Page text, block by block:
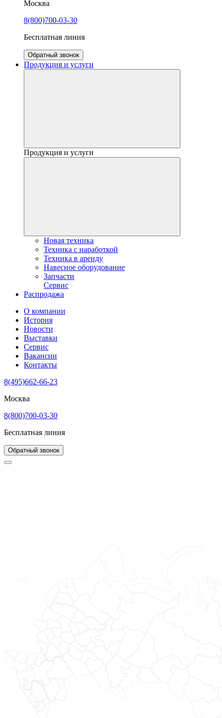
Москва
8(800)700-03-30
Бесплатная линия
Обратный звонок
Продукция и услуги
Продукция и услуги
Новая техника
Техника с наработкой
Техника в аренду
Навесное оборудование
Запчасти
Сервис
Распродажа
О компании
История
Новости
Выставки
Сервис
Вакансии
Контакты
8(495)662-66-23
Москва
8(800)700-03-30
Бесплатная линия
Обратный звонок